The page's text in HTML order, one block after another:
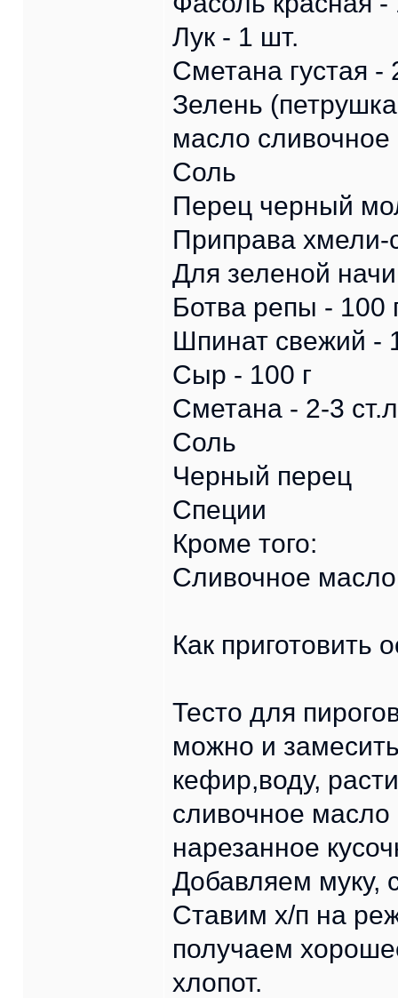
Лук - 1 шт.
Сметана густая -
Зелень
масло сливочное
Соль
Перец черный
Приправа
Для зеленой
Ботва репы - 100
Шпинат свежий -
Сыр - 100 г
Сметана - 2-3
Соль
Черный перец
Специи
Кроме того:
Сливочное
Как приготовить
Тесто для
можно и
кефир,воду,
сливочное
нарезанное
Добавляем муку,
Ставим х/п на
получаем
хлопот.